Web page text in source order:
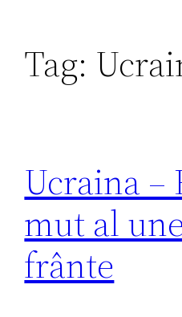
Tag:
Ucraina –
mut al
frânte